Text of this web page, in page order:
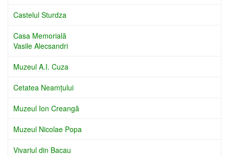
Castelul Sturdza
Casa Memorială
Vasile Alecsandri
Muzeul A.I. Cuza
Cetatea Neamţului
Muzeul Ion Creangă
Muzeul Nicolae Popa
Vivariul din Bacau